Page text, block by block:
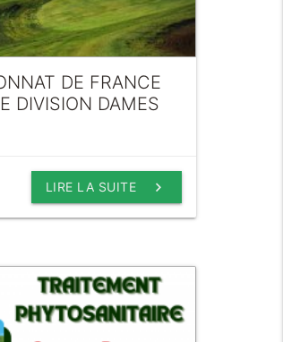
DE FRANCE
DIVISION DAMES
keyboard_arrow_right
LIRE LA SUITE